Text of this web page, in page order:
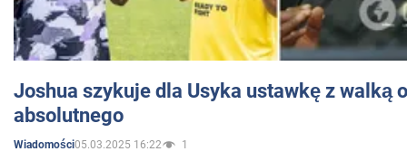
Joshua szykuje dla Usyka ustawkę z walką
absolutnego
Wiadomości05.03.2025 16:22 1